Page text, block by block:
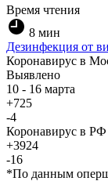
Время чтения
8 мин
Дезинфекция от
Коронавирус в
Выявлено
10 - 16 марта
+725
-4
Коронавирус в РФ
+3924
-16
*По данным